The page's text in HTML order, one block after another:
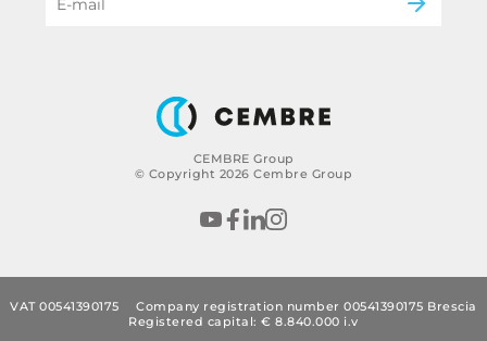
CEMBRE Group
© Copyright 2026 Cembre Group
B2B Disclaimer
VAT 00541390175
Company registration number 00541390175 Brescia
Registered capital: € 8.840.000 i.v